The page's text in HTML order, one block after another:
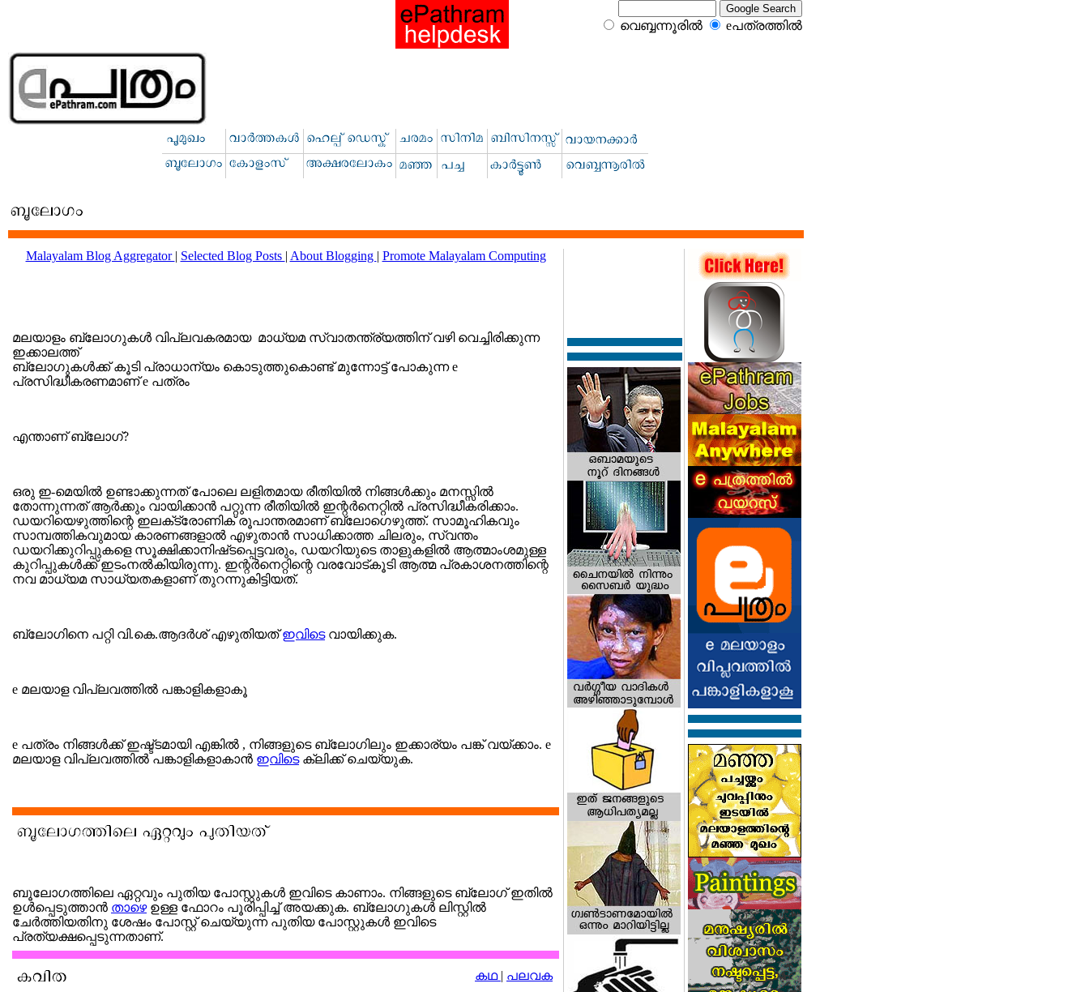
വെബ്ബന്നൂരില്‍ eപത്രത്തില്‍
Malayalam Blog Aggregator | Selected Blog Posts | About Blogging | Promote Malayalam Computing
മലയാളം ബ്ലോഗുകള്‍ വിപ്ലവകരമായ മാധ്യമ സ്വാതന്ത്ര്യത്തിന് വഴി വെച്ചിരിക്കുന്ന
ഇക്കാലത്ത്
ബ്ലോഗുകള്‍ക്ക് കൂടി പ്രാധാന്യം കൊടുത്തുകൊണ്ട് മുന്നോട്ട് പോകുന്ന e
പ്രസിദ്ധീകരണമാണ് e പത്രം
എന്താണ് ബ്ലോഗ്?
ഒരു ഇ-മെയില്‍ ഉണ്ടാക്കുന്നത്‌ പോലെ ലളിതമായ രീതിയില്‍ നിങ്ങള്‍ക്കും മനസ്സില്‍
തോന്നുന്നത്‌ ആര്‍ക്കും വായിക്കാന്‍ പറ്റുന്ന രീതിയില്‍ ഇന്റര്‍നെറ്റില്‍ പ്രസിദ്ധീകരിക്കാം.
ഡയറിയെഴുത്തിന്റെ ഇലക്‌ട്രോണിക്‌ രൂപാന്തരമാണ്‌ ബ്ലോഗെഴുത്ത്‌. സാമൂഹികവും
സാമ്പത്തികവുമായ കാരണങ്ങളാല്‍ എഴുതാന്‍ സാധിക്കാത്ത ചിലരും, സ്വന്തം
ഡയറിക്കുറിപ്പുകളെ സൂക്ഷിക്കാനിഷ്‌ടപ്പെട്ടവരും, ഡയറിയുടെ താളുകളില്‍ ആത്മാംശമുള്ള
കുറിപ്പുകള്‍ക്ക്‌ ഇടംനല്‍കിയിരുന്നു. ഇന്റര്‍നെറ്റിന്റെ വരവോട്‌കൂടി ആത്മ പ്രകാശനത്തിന്റെ
നവ മാധ്യമ സാധ്യതകളാണ്‌ തുറന്നുകിട്ടിയത്‌.
ബ്ലോഗിനെ പറ്റി വി.കെ.ആദര്‍ശ് എഴുതിയത്ഇവിടെവായിക്കുക.
e മലയാള വിപ്ലവത്തില്‍ പങ്കാളികളാകൂ
e പത്രം നിങ്ങള്‍ക്ക് ഇഷ്ട്ടമായി എങ്കില്‍ , നിങ്ങളുടെ ബ്ലോഗിലും ഇക്കാര്യം പങ്ക് വയ്ക്കാം. e
മലയാള വിപ്ലവത്തില്‍ പങ്കാളികളാകാന്‍ ഇവിടെക്ലിക്ക് ചെയ്യുക.
ബൂലോഗത്തിലെ ഏറ്റവും പുതിയ പോസ്റ്റുകള്‍ ഇവിടെ കാണാം. നിങ്ങളുടെ ബ്ലോഗ് ഇതില്‍
ഉള്‍പ്പെടുത്താന്‍ താഴെഉള്ള ഫോറം പൂരിപ്പിച്ച് അയക്കുക. ബ്ലോഗുകള്‍ ലിസ്റ്റില്‍
ചേര്‍‍ത്തിയതിനു ശേഷം പോസ്റ്റ് ചെയ്യുന്ന പുതിയ പോസ്റ്റുകള്‍ ഇവിടെ
പ്രത്യക്ഷപ്പെടുന്നതാണ്.
കഥ | പലവക